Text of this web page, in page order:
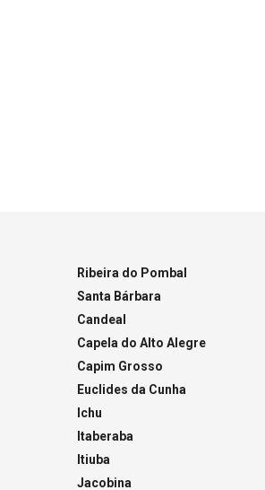
Ribeira do Pombal
Santa Bárbara
Candeal
Capela do Alto Alegre
Capim Grosso
Euclides da Cunha
Ichu
Itaberaba
Itiuba
Jacobina